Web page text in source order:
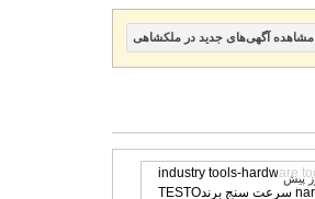
مشاهده آگهی‌های جدید در ملکشاهی